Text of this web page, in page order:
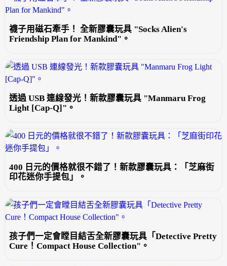
襪子用磁石牽手！ 全新膠囊玩具 "Socks Alien's
Friendship Plan for Mankind"。
透過 USB 連線發光！新款膠囊玩具 "Manmaru Frog
Light [Cap-Q]"。
400 日元的價格就很不錯了！新款膠囊玩具：「芝麻街
印花迷你手提包」。
孩子們一定會瞠目結舌全新膠囊玩具「Detective Pretty
Cure！Compact House Collection"。